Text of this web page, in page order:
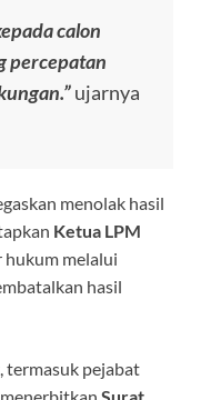
calon
percepatan
ujarnya
menolak hasil
Ketua LPM
hukum melalui
hasil
termasuk pejabat